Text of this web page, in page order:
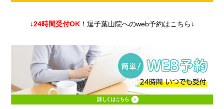
↓24時間受付OK！逗子葉山院へのweb予約はこちら↓